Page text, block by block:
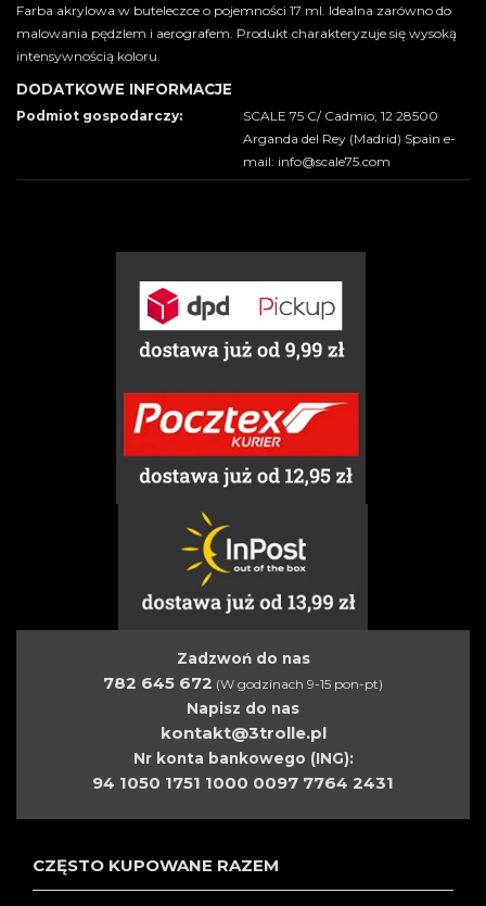
Farba akrylowa w buteleczce o pojemności 17 ml. Idealna zarówno do
malowania pędzlem i aerografem. Produkt charakteryzuje się wysoką
intensywnością koloru.
DODATKOWE INFORMACJE
Podmiot gospodarczy:
SCALE 75 C/ Cadmio, 12 28500
Arganda del Rey (Madrid) Spain e-
mail: info@scale75.com
Zadzwoń do nas
782 645 672 (W godzinach 9-15 pon-pt)
Napisz do nas
kontakt@3trolle.pl
Nr konta bankowego (ING):
94 1050 1751 1000 0097 7764 2431
CZĘSTO KUPOWANE RAZEM